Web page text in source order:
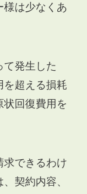
様は少なくあ
て発生した
を超える損耗
状回復費用を
求できるわけ
契約内容、